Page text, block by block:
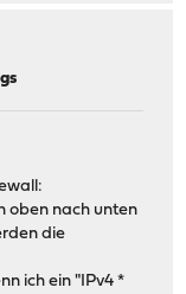
oben nach unten
die
ich ein "IPv4 *